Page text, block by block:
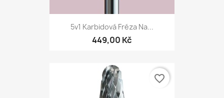
5v1 Karbidová Fréza Na...
449,00 Kč
favorite_border